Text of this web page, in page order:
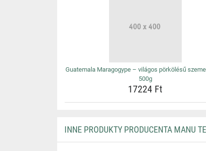
Guatemala Maragogype – világos pörkölésű
500g
17224 Ft
INNE PRODUKTY PRODUCENTA MANU